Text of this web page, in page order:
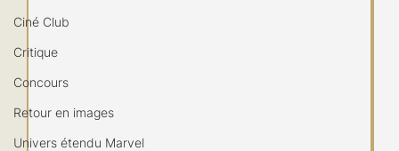
Ciné Club
Critique
Concours
Retour en images
Univers étendu Marvel